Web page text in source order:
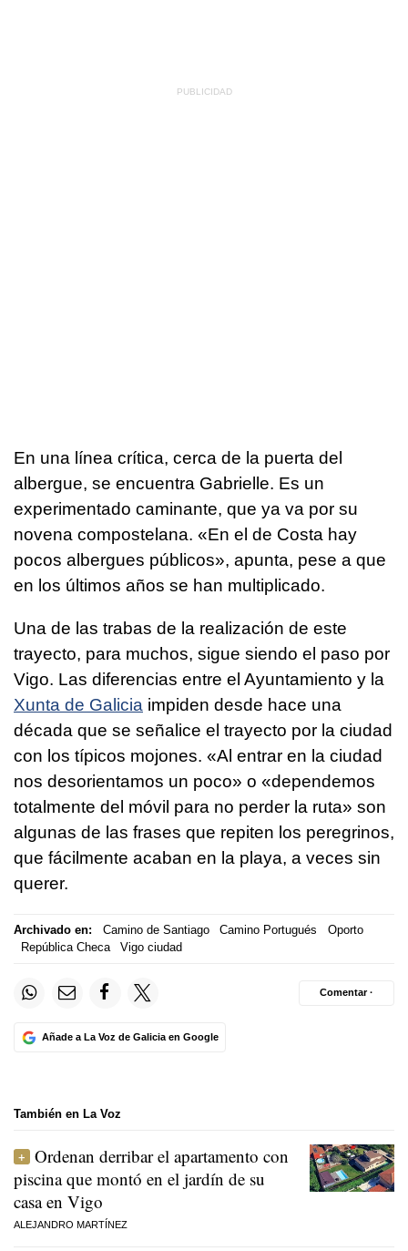
En una línea crítica, cerca de la puerta del
albergue, se encuentra Gabrielle. Es un
experimentado caminante, que ya va por su
novena compostelana. «En el de Costa hay
pocos albergues públicos», apunta, pese a que
en los últimos años se han multiplicado.
Una de las trabas de la realización de este
trayecto, para muchos, sigue siendo el paso por
Vigo. Las diferencias entre el Ayuntamiento y la
Xunta de Galicia impiden desde hace una
década que se señalice el trayecto por la ciudad
con los típicos mojones. «Al entrar en la ciudad
nos desorientamos un poco» o «dependemos
totalmente del móvil para no perder la ruta» son
algunas de las frases que repiten los peregrinos,
que fácilmente acaban en la playa, a veces sin
querer.
Archivado en: Camino de Santiago Camino Portugués
Oporto
República Checa
Vigo ciudad
Añade a La Voz de Galicia en Google
Comentar ·
También en La Voz
Ordenan derribar el apartamento con
piscina que montó en el jardín de su
casa en Vigo
ALEJANDRO MARTÍNEZ